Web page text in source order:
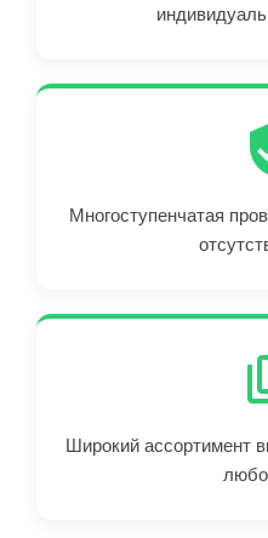
Многоступенчатая
Широкий ассортимент